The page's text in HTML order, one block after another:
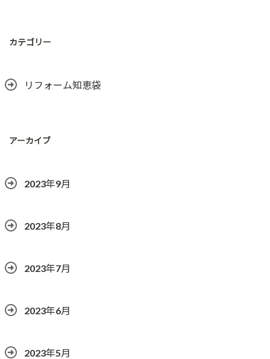
カテゴリー
リフォーム知恵袋
アーカイブ
2023年9月
2023年8月
2023年7月
2023年6月
2023年5月